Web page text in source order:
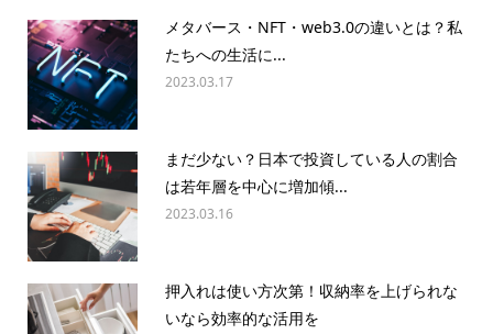
メタバース・NFT・web3.0の違いとは？私
たちへの生活に...
2023.03.17
まだ少ない？日本で投資している人の割合
は若年層を中心に増加傾...
2023.03.16
押入れは使い方次第！収納率を上げられな
いなら効率的な活用を